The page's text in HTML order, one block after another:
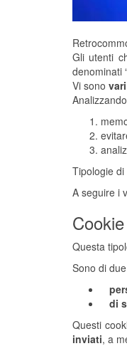
Gli utenti
denominati
Vi sono
Tipologie di
A seguire i
Questa
Sono di
di
Questi
inviati, a